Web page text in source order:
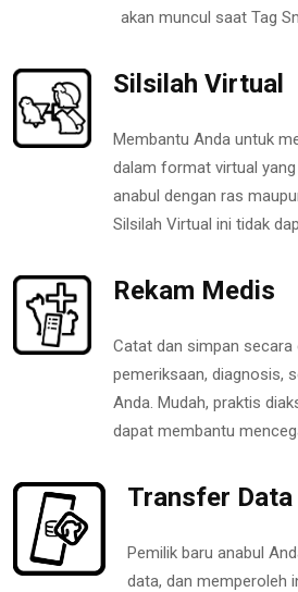
akan muncul saat Tag
Silsilah Virtual
Membantu Anda untuk
dalam format virtual
anabul dengan ras
Silsilah Virtual ini tidak
Rekam Medis
Catat dan simpan secara
pemeriksaan, diagnosis,
Anda. Mudah, praktis
dapat membantu
Transfer Data
Pemilik baru anabul
data, dan memperoleh